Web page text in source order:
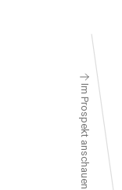
Im Prospekt anschauen